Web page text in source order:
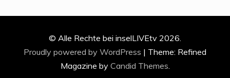
© Alle Rechte bei inselLIVEtv 2026.
Proudly powered by WordPress | Theme: Refined
Magazine by Candid Themes